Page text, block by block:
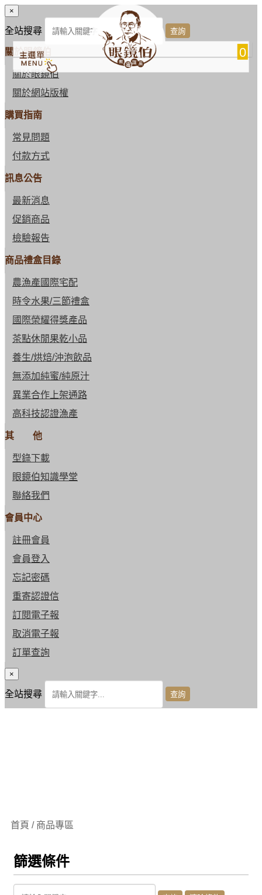
0
×
全站搜尋
關於眼鏡伯
關於眼鏡伯
關於網站版權
購買指南
常見問題
付款方式
訊息公告
最新消息
促銷商品
檢驗報告
商品禮盒目錄
農漁產國際宅配
時令水果/三節禮盒
國際榮耀得獎產品
茶點休閒果乾小品
養生/烘焙/沖泡飲品
無添加純蜜/純原汁
異業合作上架通路
高科技認證漁產
其 他
型錄下載
眼鏡伯知識學堂
聯絡我們
會員中心
註冊會員
會員登入
忘記密碼
重寄認證信
訂閱電子報
取消電子報
訂單查詢
×
全站搜尋
首頁 / 商品專區
篩選條件